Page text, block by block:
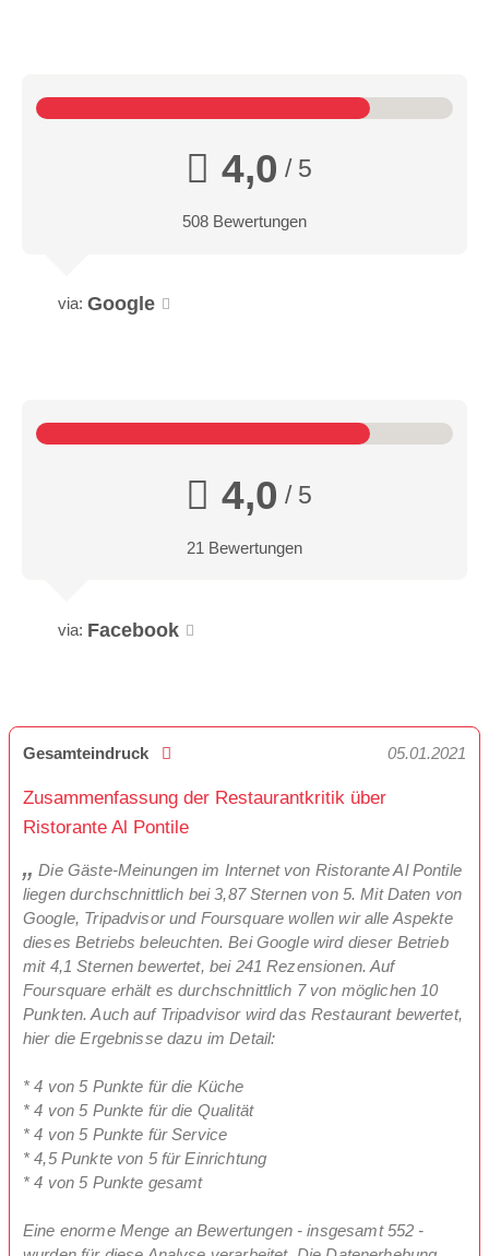
4,0 / 5
508 Bewertungen
via: Google
4,0 / 5
21 Bewertungen
via: Facebook
Gesamteindruck 05.01.2021
Zusammenfassung der Restaurantkritik über
Ristorante Al Pontile
Die Gäste-Meinungen im Internet von Ristorante Al Pontile
liegen durchschnittlich bei 3,87 Sternen von 5. Mit Daten von
Google, Tripadvisor und Foursquare wollen wir alle Aspekte
dieses Betriebs beleuchten. Bei Google wird dieser Betrieb
mit 4,1 Sternen bewertet, bei 241 Rezensionen. Auf
Foursquare erhält es durchschnittlich 7 von möglichen 10
Punkten. Auch auf Tripadvisor wird das Restaurant bewertet,
hier die Ergebnisse dazu im Detail:
* 4 von 5 Punkte für die Küche
* 4 von 5 Punkte für die Qualität
* 4 von 5 Punkte für Service
* 4,5 Punkte von 5 für Einrichtung
* 4 von 5 Punkte gesamt
Eine enorme Menge an Bewertungen - insgesamt 552 -